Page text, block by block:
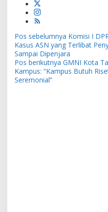
Navigasi
pos
Pos sebelumnya Komisi I
Kasus ASN yang Terlibat
Sampai Dipenjara
Pos berikutnya GMNI Kota
Kampus: “Kampus Butuh
Seremonial”